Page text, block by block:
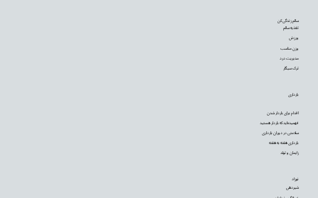
نوزاد
شیردهی
بارداری
اقدام برای باردار شدن
فهمیده‌اید که باردار هستید
سلامتی در دوران بارداری
بارداری هفته به هفته
زایمان و تولد
سالم زندگی کن
تغذیه سالم
ورزش
وزن مناسب
مدیریت درد
ترک سیگار